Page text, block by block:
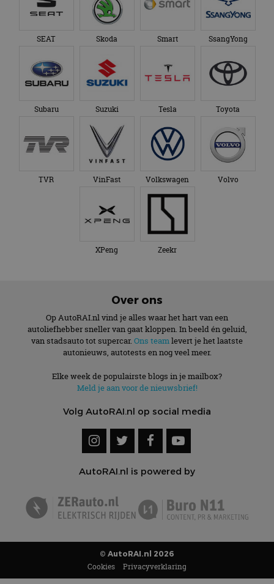
SEAT Skoda Smart SsangYong
Subaru Suzuki Tesla Toyota
TVR VinFast Volkswagen Volvo
XPeng Zeekr
Over ons
Op AutoRAI.nl vind je alles waar het hart van een
autoliefhebber sneller van gaat kloppen. In beeld én geluid,
van stadsauto tot supercar. Ons teamlevert je het laatste
autonieuws, autotests en nog veel meer.
Elke week de populairste blogs in je mailbox?
Meld je aan voor de nieuwsbrief!
Volg AutoRAI.nl op social media
AutoRAI.nl is powered by
© AutoRAI.nl 2026
Cookies Privacyverklaring